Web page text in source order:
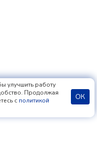
улучшить работу
Продолжая
с политикой
ОК